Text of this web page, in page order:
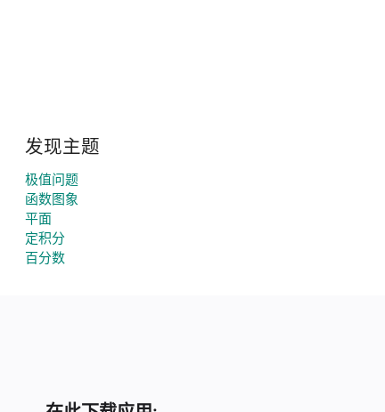
发现主题
极值问题
函数图象
平面
定积分
百分数